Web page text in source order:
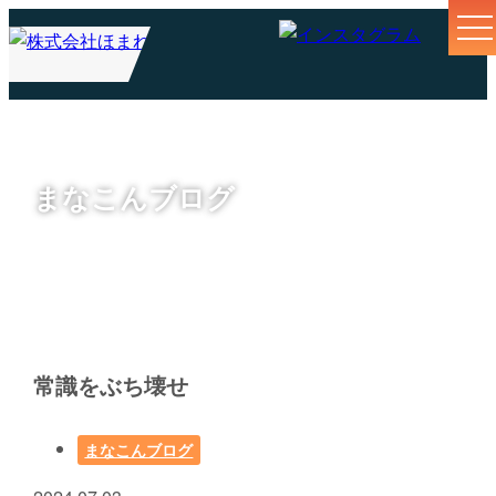
まなこんブログ
常識をぶち壊せ
まなこんブログ